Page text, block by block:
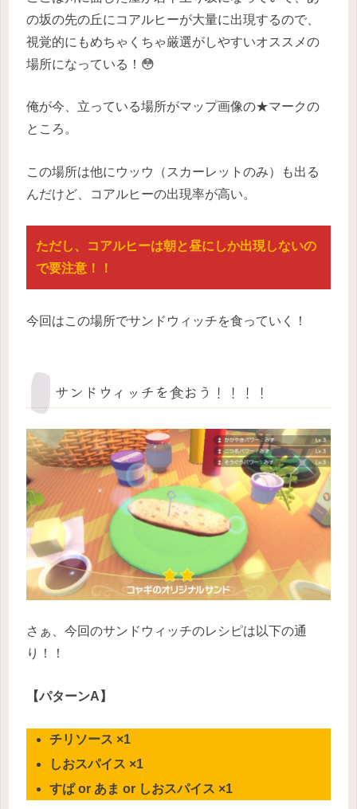
の坂の先の丘にコアルヒーが大量に出現するので、
視覚的にもめちゃくちゃ厳選がしやすいオススメの
場所になっている！😳
俺が今、立っている場所がマップ画像の★マークの
ところ。
この場所は他にウッウ（スカーレットのみ）も出る
んだけど、コアルヒーの出現率が高い。
ただし、コアルヒーは朝と昼にしか出現しないの
で要注意！！
今回はこの場所でサンドウィッチを食っていく！
サンドウィッチを食おう！！！！
さぁ、今回のサンドウィッチのレシピは以下の通
り！！
【パターンA】
チリソース ×1
しおスパイス ×1
すぱ or あま or しおスパイス ×1